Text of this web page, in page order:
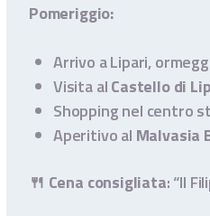
Pomeriggio:
Arrivo a Lipari,
Visita alCastello di
Shopping nel centro
Aperitivo al Malvasia
🍴 Cena consigliata: “Il